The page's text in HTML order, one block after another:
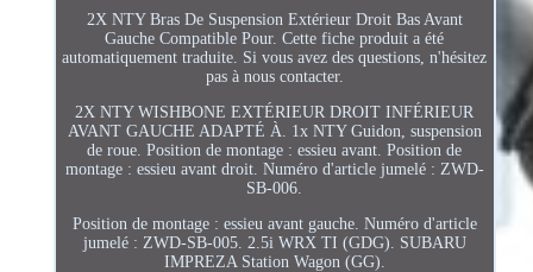
2X NTY Bras De Suspension Extérieur Droit Bas Avant
Gauche Compatible Pour. Cette fiche produit a été
automatiquement traduite. Si vous avez des questions, n'hésitez
pas à nous contacter.
2X NTY WISHBONE EXTÉRIEUR DROIT INFÉRIEUR
AVANT GAUCHE ADAPTÉ À. 1x NTY Guidon, suspension
de roue. Position de montage : essieu avant. Position de
montage : essieu avant droit. Numéro d'article jumelé : ZWD-
SB-006.
Position de montage : essieu avant gauche. Numéro d'article
jumelé : ZWD-SB-005. 2.5i WRX TI (GDG). SUBARU
IMPREZA Station Wagon (GG).